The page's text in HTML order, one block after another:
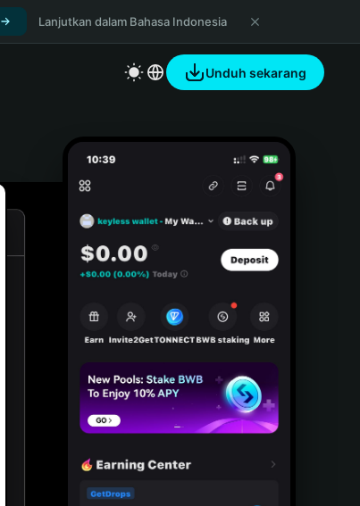
Lanjutkan dalam Bahasa Indonesia
Unduh sekarang